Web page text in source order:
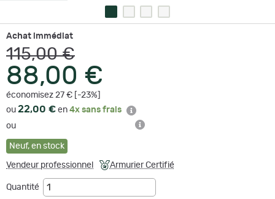
Achat immédiat
115,00 €
88,00 €
économisez 27 € [-23%]
ou 22,00 € en 4x sans frais
ou
Neuf, en stock
Vendeur professionnel Armurier Certifié
Quantité